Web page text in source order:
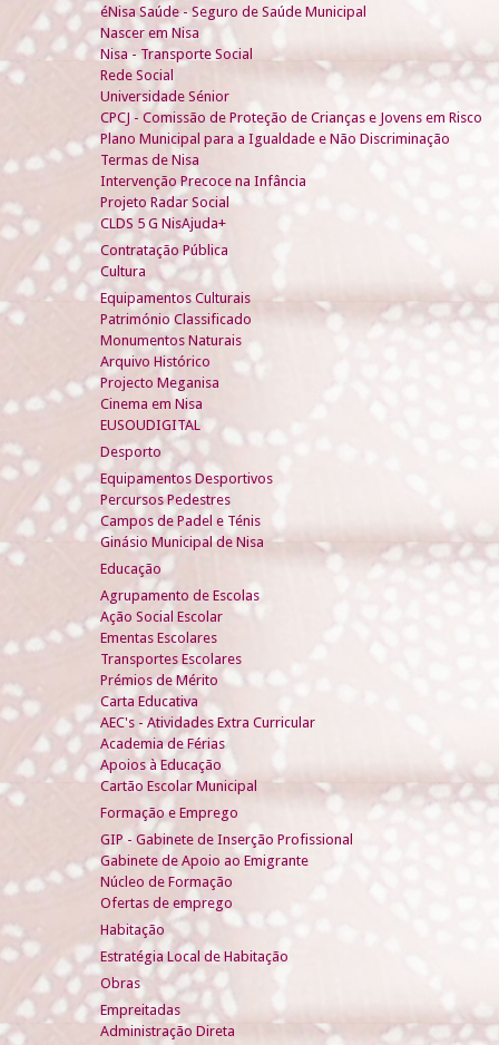
éNisa Saúde - Seguro de Saúde Municipal
Nascer em Nisa
Nisa - Transporte Social
Rede Social
Universidade Sénior
CPCJ - Comissão de Proteção de Crianças e Jovens em Risco
Plano Municipal para a Igualdade e Não Discriminação
Termas de Nisa
Intervenção Precoce na Infância
Projeto Radar Social
CLDS 5 G NisAjuda+
Contratação Pública
Cultura
Equipamentos Culturais
Património Classificado
Monumentos Naturais
Arquivo Histórico
Projecto Meganisa
Cinema em Nisa
EUSOUDIGITAL
Desporto
Equipamentos Desportivos
Percursos Pedestres
Campos de Padel e Ténis
Ginásio Municipal de Nisa
Educação
Agrupamento de Escolas
Ação Social Escolar
Ementas Escolares
Transportes Escolares
Prémios de Mérito
Carta Educativa
AEC's - Atividades Extra Curricular
Academia de Férias
Apoios à Educação
Cartão Escolar Municipal
Formação e Emprego
GIP - Gabinete de Inserção Profissional
Gabinete de Apoio ao Emigrante
Núcleo de Formação
Ofertas de emprego
Habitação
Estratégia Local de Habitação
Obras
Empreitadas
Administração Direta